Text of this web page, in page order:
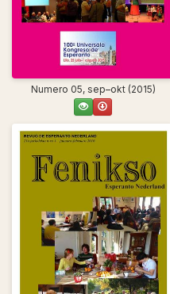
Numero 05, sep–okt (2015)